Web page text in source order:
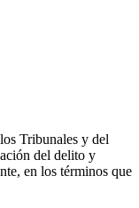
Tribunales y del
del delito y
en los términos que